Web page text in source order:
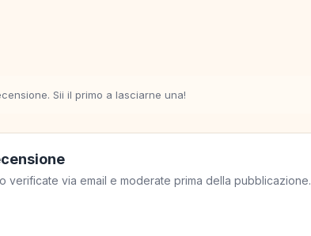
Sii il primo a lasciarne una!
verificate via email e moderate prima della pubblicazione.